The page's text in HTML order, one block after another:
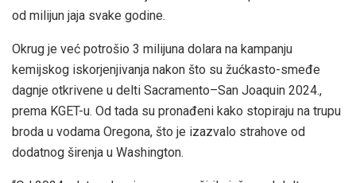
od milijun jaja svake godine.
Okrug je već potrošio 3 milijuna dolara na kampanju
kemijskog iskorjenjivanja nakon što su žućkasto-smeđe
dagnje otkrivene u delti Sacramento–San Joaquin 2024.,
prema KGET-u. Od tada su pronađeni kako stopiraju na trupu
broda u vodama Oregona, što je izazvalo strahove od
dodatnog širenja u Washington.